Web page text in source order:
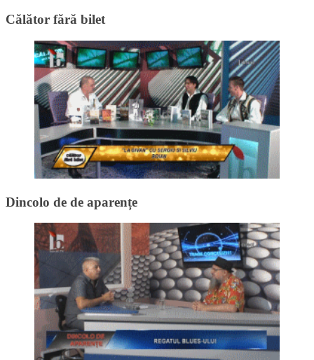
Călător fără bilet
Dincolo de de aparențe